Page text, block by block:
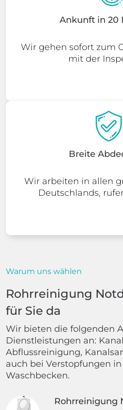
Ankunft in 20
Wir gehen sofort zum
mit der
Breite
Wir arbeiten in allen
Deutschlands,
Warum uns wählen
Rohrreinigung
für Sie da
Wir bieten die folgenden
Dienstleistungen an:
Abflussreinigung,
auch bei Verstopfungen
Waschbecken.
Rohrreinigung